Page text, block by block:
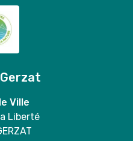
Ville
Liberté